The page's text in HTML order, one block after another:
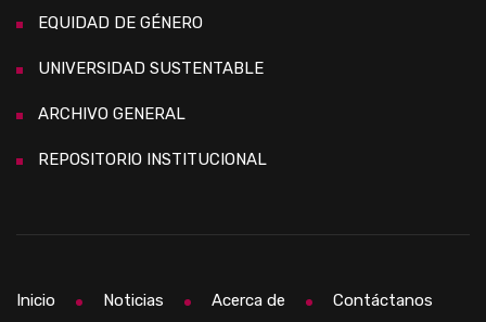
EQUIDAD DE GÉNERO
UNIVERSIDAD SUSTENTABLE
ARCHIVO GENERAL
REPOSITORIO INSTITUCIONAL
Inicio Noticias Acerca de Contáctanos